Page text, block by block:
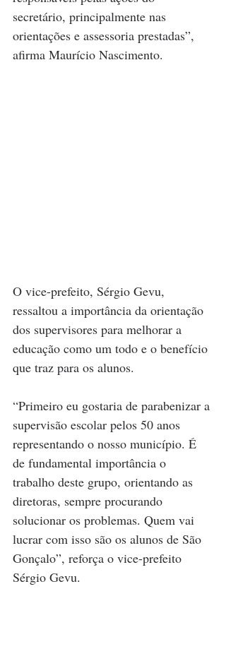
secretário, principalmente nas
orientações e assessoria prestadas”,
afirma Maurício Nascimento.
O vice-prefeito, Sérgio Gevu,
ressaltou a importância da orientação
dos supervisores para melhorar a
educação como um todo e o benefício
que traz para os alunos.
“Primeiro eu gostaria de parabenizar a
supervisão escolar pelos 50 anos
representando o nosso município. É
de fundamental importância o
trabalho deste grupo, orientando as
diretoras, sempre procurando
solucionar os problemas. Quem vai
lucrar com isso são os alunos de São
Gonçalo”, reforça o vice-prefeito
Sérgio Gevu.